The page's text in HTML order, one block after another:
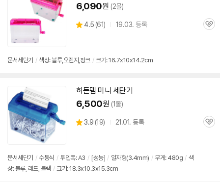
6,090원 (2몰)
별
4.5 (상
뷰
61) 19.03. 등록
관
문서세단기 / 색상: 블루,오렌지,핑크 / 크기: 16.7x10x14.2cm
히든템 미니 세단기
6,500원 (1몰)
별
3.9 (상
뷰
19) 21.01. 등록
관
문서세단기 / 수동식 / 투입폭: A3 / [성능] / 일자형(3.4mm) / 무게: 480g / 색
상: 블루, 레드, 블랙 / 크기: 18.3x10.3x15.3cm